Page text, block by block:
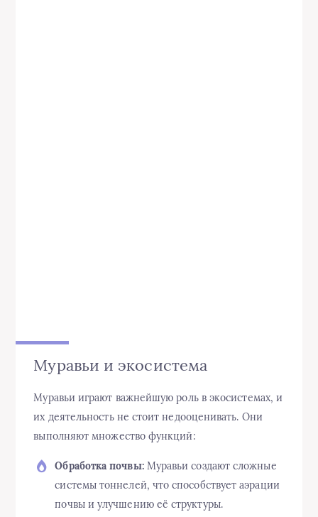
Муравьи и экосистема
Муравьи играют важнейшую роль в экосистемах, и
их деятельность не стоит недооценивать. Они
выполняют множество функций:
Обработка почвы:Муравьи создают сложные
системы тоннелей, что способствует аэрации
почвы и улучшению её структуры.